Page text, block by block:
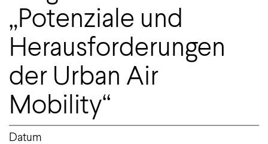
„Potenziale und
Herausforderungen
der Urban Air
Mobility“
Datum